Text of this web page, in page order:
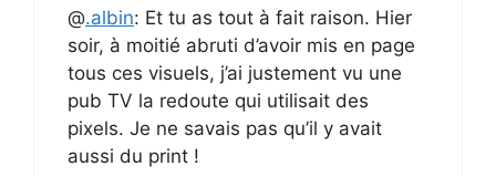
@.albin: Et tu as tout à fait raison. Hier
soir, à moitié abruti d’avoir mis en page
tous ces visuels, j’ai justement vu une
pub TV la redoute qui utilisait des
pixels. Je ne savais pas qu’il y avait
aussi du print !